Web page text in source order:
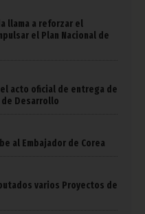
llama a reforzar el
el Plan Nacional de
acto oficial de entrega de
de Desarrollo
al Embajador de Corea
varios Proyectos de